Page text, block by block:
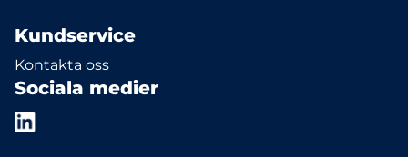
Kundservice
Kontakta oss
Sociala medier